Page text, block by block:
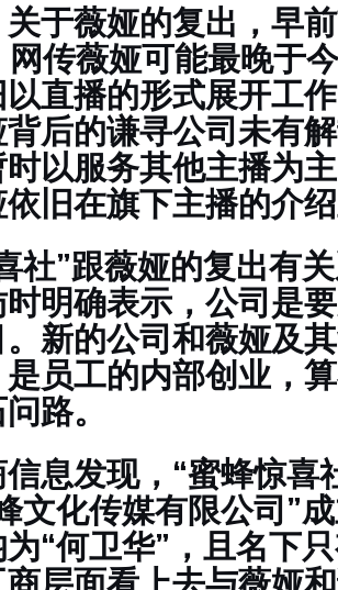
于薇娅的复出，早
网传薇娅可能最晚于
直播的形式展开工
后的谦寻公司未有
以服务其他主播为
旧在旗下主播的介绍
社”跟薇娅的复出有
明确表示，公司是
。新的公司和薇娅及
员工的内部创业，
路。
息发现，“蜜蜂惊喜
文化传媒有限公司”
“何卫华”，且名下